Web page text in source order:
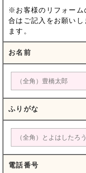
※お客様のリフォーム
合はご記入をお願い
ます。
お名前
ふりがな
電話番号